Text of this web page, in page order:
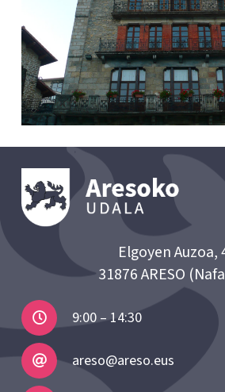
Elgoyen Auzoa,
31876 ARESO
9:00 – 14:30
areso@areso.eus